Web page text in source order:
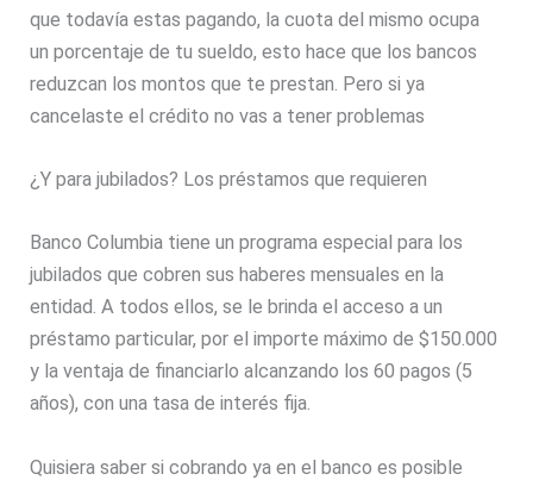
que todavía estas pagando, la cuota del mismo ocupa
un porcentaje de tu sueldo, esto hace que los bancos
reduzcan los montos que te prestan. Pero si ya
cancelaste el crédito no vas a tener problemas
¿Y para jubilados? Los préstamos que requieren
Banco Columbia tiene un programa especial para los
jubilados que cobren sus haberes mensuales en la
entidad. A todos ellos, se le brinda el acceso a un
préstamo particular, por el importe máximo de $150.000
y la ventaja de financiarlo alcanzando los 60 pagos (5
años), con una tasa de interés fija.
Quisiera saber si cobrando ya en el banco es posible